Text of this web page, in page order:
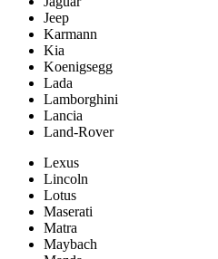
Jeep
Karmann
Kia
Koenigsegg
Lada
Lamborghini
Lancia
Land-Rover
Lexus
Lincoln
Lotus
Maserati
Matra
Maybach